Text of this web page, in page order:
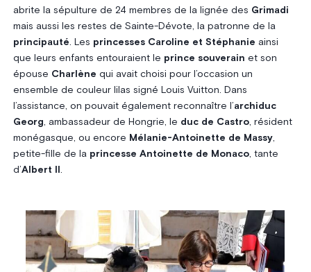
abrite la sépulture de 24 membres de la lignée des Grimadi
mais aussi les restes de Sainte-Dévote, la patronne de la
principauté. Les princesses Caroline et Stéphanie ainsi
que leurs enfants entouraient le prince souverain et son
épouse Charlène qui avait choisi pour l’occasion un
ensemble de couleur lilas signé Louis Vuitton. Dans
l’assistance, on pouvait également reconnaître l’archiduc
Georg, ambassadeur de Hongrie, le duc de Castro, résident
monégasque, ou encore Mélanie-Antoinette de Massy,
petite-fille de la princesse Antoinette de Monaco, tante
d’Albert II .